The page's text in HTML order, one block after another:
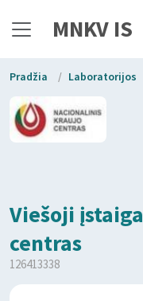
MNKV IS
Pradžia / Laboratorijos
Viešoji
centras
126413338